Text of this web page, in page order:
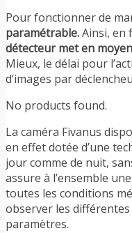
Pour fonctionner de
paramétrable.Ainsi, en
détecteur met en
Mieux, le délai pour
d’images par
No products found.
La caméra Fivanus
en effet dotée d’une
jour comme de nuit,
assure à l’ensemble
toutes les conditions
observer les
paramètres.